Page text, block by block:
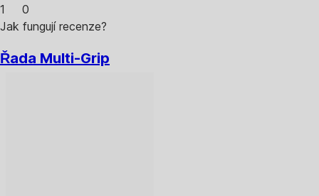
1
0
Jak fungují recenze?
Řada Multi-Grip